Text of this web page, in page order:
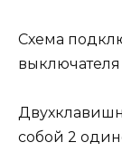
Схема
выключателя
собой 2